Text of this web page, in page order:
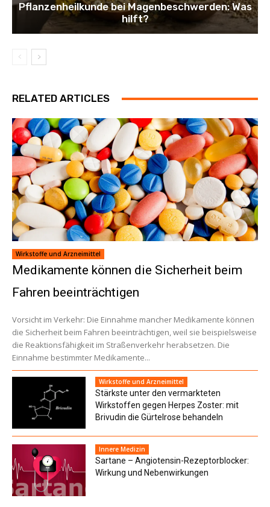
Pflanzenheilkunde bei Magenbeschwerden: Was
hilft?
RELATED ARTICLES
Wirkstoffe und Arzneimittel
Medikamente können die Sicherheit beim
Fahren beeinträchtigen
Vorsicht im Verkehr: Die Einnahme mancher Medikamente können
die Sicherheit beim Fahren beeinträchtigen, weil sie beispielsweise
die Reaktionsfähigkeit im Straßenverkehr herabsetzen. Die
Einnahme bestimmter Medikamente...
Wirkstoffe und Arzneimittel
Stärkste unter den vermarkteten
Wirkstoffen gegen Herpes Zoster: mit
Brivudin die Gürtelrose behandeln
Innere Medizin
Sartane – Angiotensin-Rezeptorblocker:
Wirkung und Nebenwirkungen